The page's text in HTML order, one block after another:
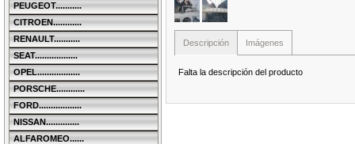
PEUGEOT...........
CITROEN............
RENAULT...........
SEAT..................
OPEL..................
PORSCHE............
FORD..................
NISSAN..............
ALFAROMEO......
Descripción Imágenes
Falta la descripción del producto